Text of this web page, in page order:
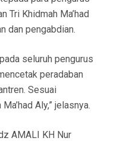
Tri Khidmah Ma’had
dan pengabdian.
seluruh pengurus
peradaban
Sesuai
Aly,” jelasnya.
AMALI KH Nur